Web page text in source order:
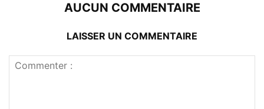
AUCUN COMMENTAIRE
LAISSER UN COMMENTAIRE